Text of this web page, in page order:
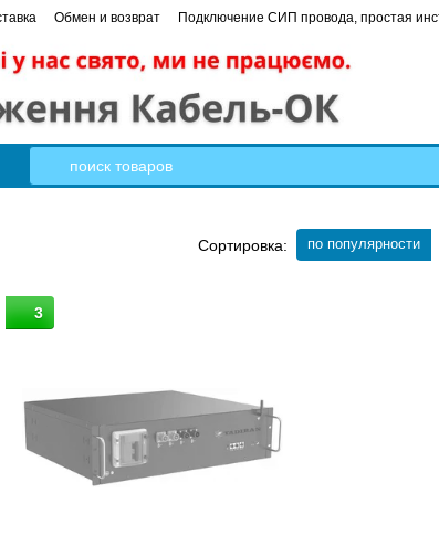
Обмен и возврат Подключение СИП провода, простая
Сортировка: по популярности
3